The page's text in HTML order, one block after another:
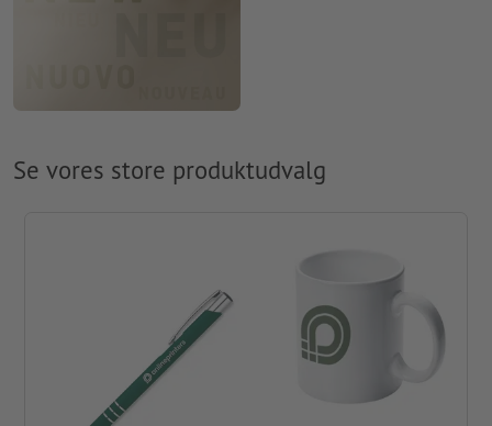
Se vores store produktudvalg